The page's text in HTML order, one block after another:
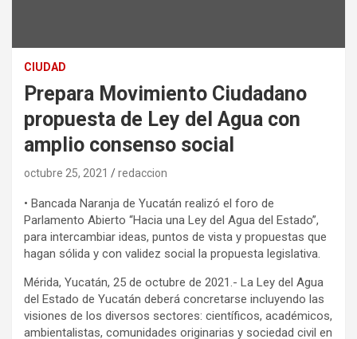
CIUDAD
Prepara Movimiento Ciudadano
propuesta de Ley del Agua con
amplio consenso social
octubre 25, 2021 redaccion
• Bancada Naranja de Yucatán realizó el foro de
Parlamento Abierto “Hacia una Ley del Agua del Estado”,
para intercambiar ideas, puntos de vista y propuestas que
hagan sólida y con validez social la propuesta legislativa.
Mérida, Yucatán, 25 de octubre de 2021.- La Ley del Agua
del Estado de Yucatán deberá concretarse incluyendo las
visiones de los diversos sectores: científicos, académicos,
ambientalistas, comunidades originarias y sociedad civil en